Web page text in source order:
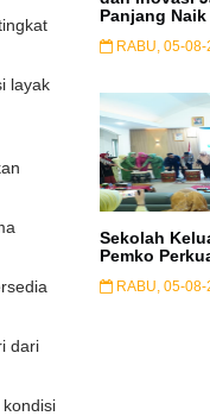
layak
dari
Panjang
RABU, 05-08-
Sekolah
Pemko
RABU, 05-08-